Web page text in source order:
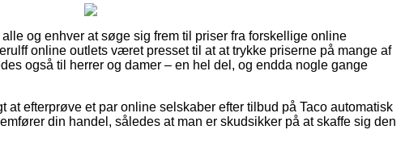
og enhver at søge sig frem til priser fra forskellige online
online outlets været presset til at at trykke priserne på mange af
også til herrer og damer – en hel del, og endda nogle gange
efterprøve et par online selskaber efter tilbud på Taco automatisk
din handel, således at man er skudsikker på at skaffe sig den